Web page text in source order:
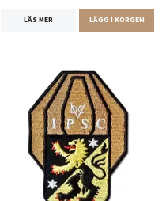
LÄS MER LÄGG I KORGEN